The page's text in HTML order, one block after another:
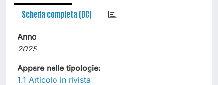
Scheda completa (DC)
Anno
2025
Appare nelle tipologie:
1.1 Articolo in rivista